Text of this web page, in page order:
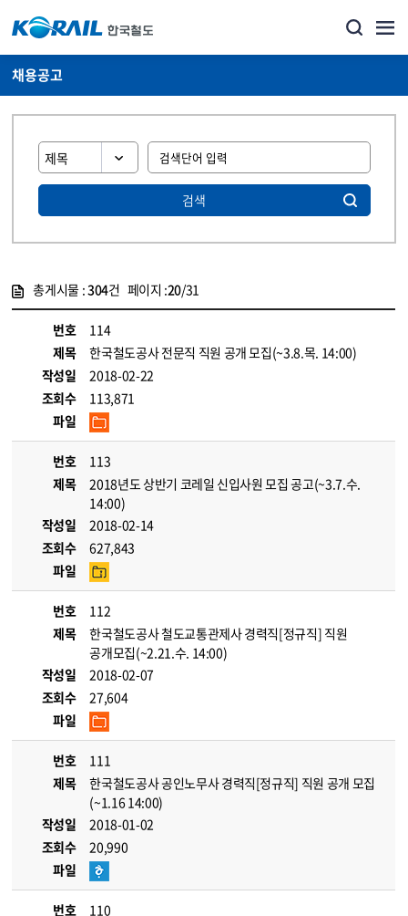
채용공고
검색
총게시물 :304건 페이지 :20/31
번호
114
제목
한국철도공사 전문직 직원 공개 모집(~3.8.목. 14:00)
작성일
2018-02-22
조회수
113,871
파일
번호
113
제목
2018년도 상반기 코레일 신입사원 모집 공고(~3.7.수.
14:00)
작성일
2018-02-14
조회수
627,843
파일
번호
112
제목
한국철도공사 철도교통관제사 경력직[정규직] 직원
공개모집(~2.21.수. 14:00)
작성일
2018-02-07
조회수
27,604
파일
번호
111
제목
한국철도공사 공인노무사 경력직[정규직] 직원 공개 모집
(~1.16 14:00)
작성일
2018-01-02
조회수
20,990
파일
번호
110